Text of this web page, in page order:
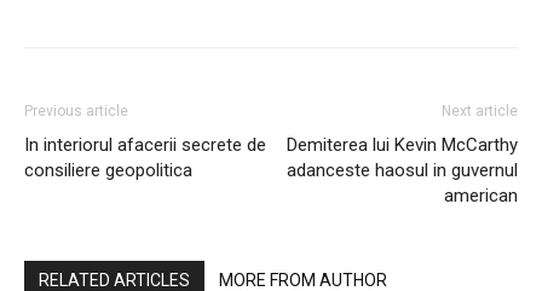
Previous article
In interiorul afacerii secrete de
consiliere geopolitica
Next article
Demiterea lui Kevin McCarthy
adanceste haosul in guvernul
american
RELATED ARTICLES MORE FROM AUTHOR